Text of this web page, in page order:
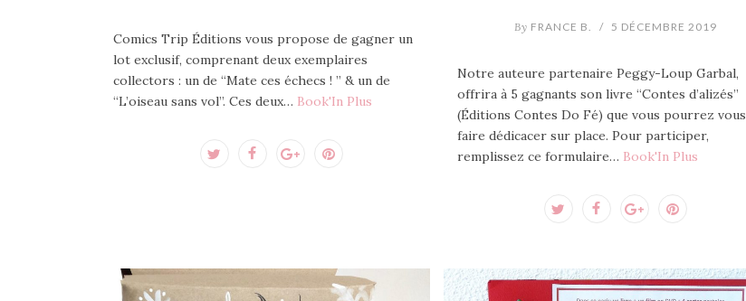
Comics Trip Éditions vous propose de gagner un
lot exclusif, comprenant deux exemplaires
collectors : un de “Mate ces échecs ! ” & un de
“L’oiseau sans vol”. Ces deux… Book'In Plus
By FRANCE B. / 5 DÉCEMBRE 2019
Notre auteure partenaire Peggy-Loup Garbal,
offrira à 5 gagnants son livre “Contes d’alizés”
(Éditions Contes Do Fé) que vous pourrez vous
faire dédicacer sur place. Pour participer,
remplissez ce formulaire… Book'In Plus